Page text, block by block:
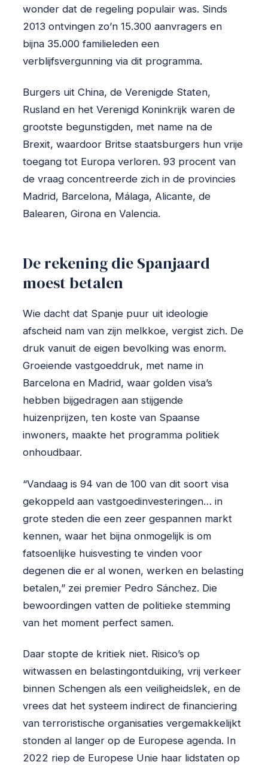
wonder dat de regeling populair was. Sinds
2013 ontvingen zo’n 15.300 aanvragers en
bijna 35.000 familieleden een
verblijfsvergunning via dit programma.
Burgers uit China, de Verenigde Staten,
Rusland en het Verenigd Koninkrijk waren de
grootste begunstigden, met name na de
Brexit, waardoor Britse staatsburgers hun vrije
toegang tot Europa verloren. 93 procent van
de vraag concentreerde zich in de provincies
Madrid, Barcelona, Málaga, Alicante, de
Balearen, Girona en Valencia.
De rekening die Spanjaard
moest betalen
Wie dacht dat Spanje puur uit ideologie
afscheid nam van zijn melkkoe, vergist zich. De
druk vanuit de eigen bevolking was enorm.
Groeiende vastgoeddruk, met name in
Barcelona en Madrid, waar golden visa’s
hebben bijgedragen aan stijgende
huizenprijzen, ten koste van Spaanse
inwoners, maakte het programma politiek
onhoudbaar.
“Vandaag is 94 van de 100 van dit soort visa
gekoppeld aan vastgoedinvesteringen… in
grote steden die een zeer gespannen markt
kennen, waar het bijna onmogelijk is om
fatsoenlijke huisvesting te vinden voor
degenen die er al wonen, werken en belasting
betalen,” zei premier Pedro Sánchez. Die
bewoordingen vatten de politieke stemming
van het moment perfect samen.
Daar stopte de kritiek niet. Risico’s op
witwassen en belastingontduiking, vrij verkeer
binnen Schengen als een veiligheidslek, en de
vrees dat het systeem indirect de financiering
van terroristische organisaties vergemakkelijkt
stonden al langer op de Europese agenda. In
2022 riep de Europese Unie haar lidstaten op